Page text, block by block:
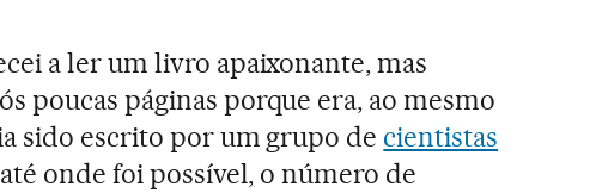
a ler um livro apaixonante, mas
poucas páginas porque era, ao mesmo
sido escrito por um grupo de cientistas
onde foi possível, o número de